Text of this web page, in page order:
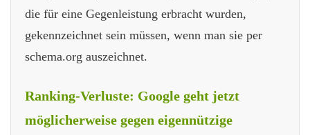
die für eine Gegenleistung erbracht wurden,
gekennzeichnet sein müssen, wenn man sie per
schema.org auszeichnet.
Ranking-Verluste: Google geht jetzt
möglicherweise gegen eigennützige